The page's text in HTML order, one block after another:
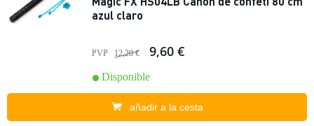
azul claro
PVP 12,20 € 9,60 €
Disponible
añadir a la cesta